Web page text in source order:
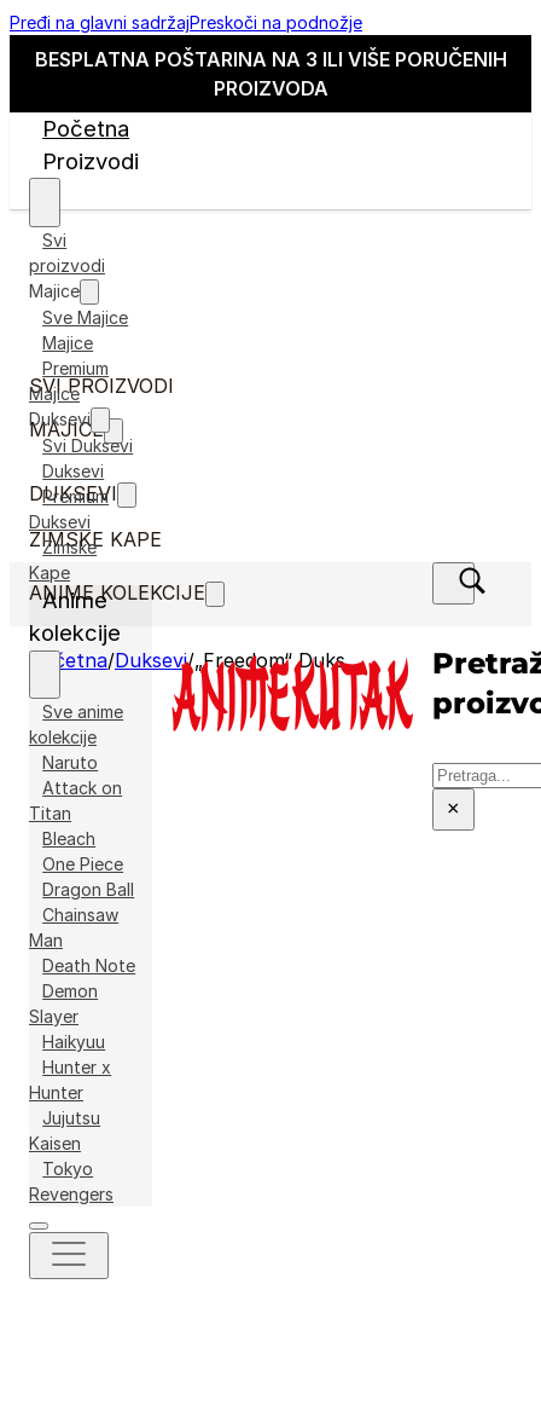
Pređi na glavni sadržajPreskoči na podnožje
BESPLATNA POŠTARINA NA 3 ILI VIŠE PORUČENIH
PROIZVODA
Početna
Proizvodi
Svi
proizvodi
Majice
Sve Majice
Majice
Premium
Majice
Duksevi
Svi Duksevi
Duksevi
Premium
Duksevi
Zimske
Kape
Anime
kolekcije
Sve anime
kolekcije
Naruto
Attack on
Titan
Bleach
One Piece
Dragon Ball
Chainsaw
Man
Death Note
Demon
Slayer
Haikyuu
Hunter x
Hunter
Jujutsu
Kaisen
Tokyo
Revengers
Pretraga
×
SVI PROIZVODI
MAJICE
DUKSEVI
ZIMSKE KAPE
ANIME KOLEKCIJE
Početna/Duksevi/„Freedom“ Duks